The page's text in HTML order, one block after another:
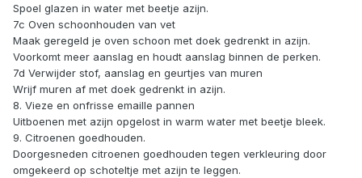
Spoel glazen in water met beetje azijn.
7c Oven schoonhouden van vet
Maak geregeld je oven schoon met doek gedrenkt in azijn.
Voorkomt meer aanslag en houdt aanslag binnen de perken.
7d Verwijder stof, aanslag en geurtjes van muren
Wrijf muren af met doek gedrenkt in azijn.
8. Vieze en onfrisse emaille pannen
Uitboenen met azijn opgelost in warm water met beetje bleek.
9. Citroenen goedhouden.
Doorgesneden citroenen goedhouden tegen verkleuring door
omgekeerd op schoteltje met azijn te leggen.